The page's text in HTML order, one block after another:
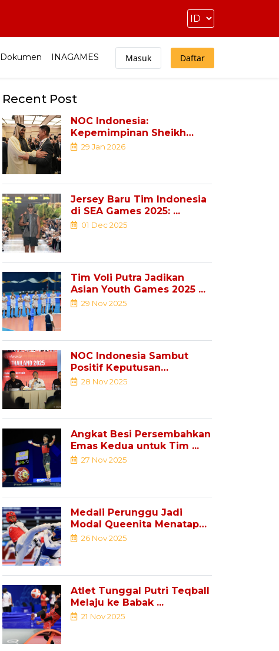
Dokumen INAGAMES Masuk Daftar
Recent Post
NOC Indonesia:
Kepemimpinan Sheikh
Joaan Al Thani ...
29 Jan 2026
Jersey Baru Tim Indonesia
di SEA Games 2025: ...
01 Dec 2025
Tim Voli Putra Jadikan
Asian Youth Games 2025 ...
29 Nov 2025
NOC Indonesia Sambut
Positif Keputusan
Pemindahan Sejumlah ...
28 Nov 2025
Angkat Besi Persembahkan
Emas Kedua untuk Tim ...
27 Nov 2025
Medali Perunggu Jadi
Modal Queenita Menatap
Youth ...
26 Nov 2025
Atlet Tunggal Putri Teqball
Melaju ke Babak ...
21 Nov 2025